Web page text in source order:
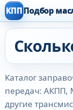
КПППодбор
Каталог
передач: АКПП,
другие